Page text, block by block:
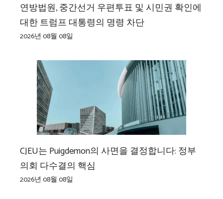
연방법원, 중간선거 우편투표 및 시민권 확인에
대한 트럼프 대통령의 명령 차단
2026년 08월 08일
CJEU는 Puigdemon의 사면을 결정합니다: 정부
의회 다수결의 핵심
2026년 08월 08일